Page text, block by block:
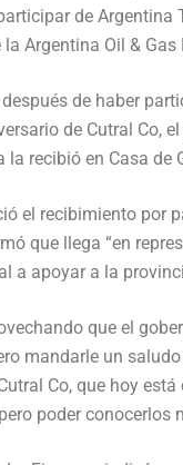
de Argentina
la Argentina Oil &
de haber
de Cutral Co,
la recibió en Casa de
el recibimiento por
que llega “en
a apoyar a la
que el
mandarle un
Co, que hoy
poder conocerlos